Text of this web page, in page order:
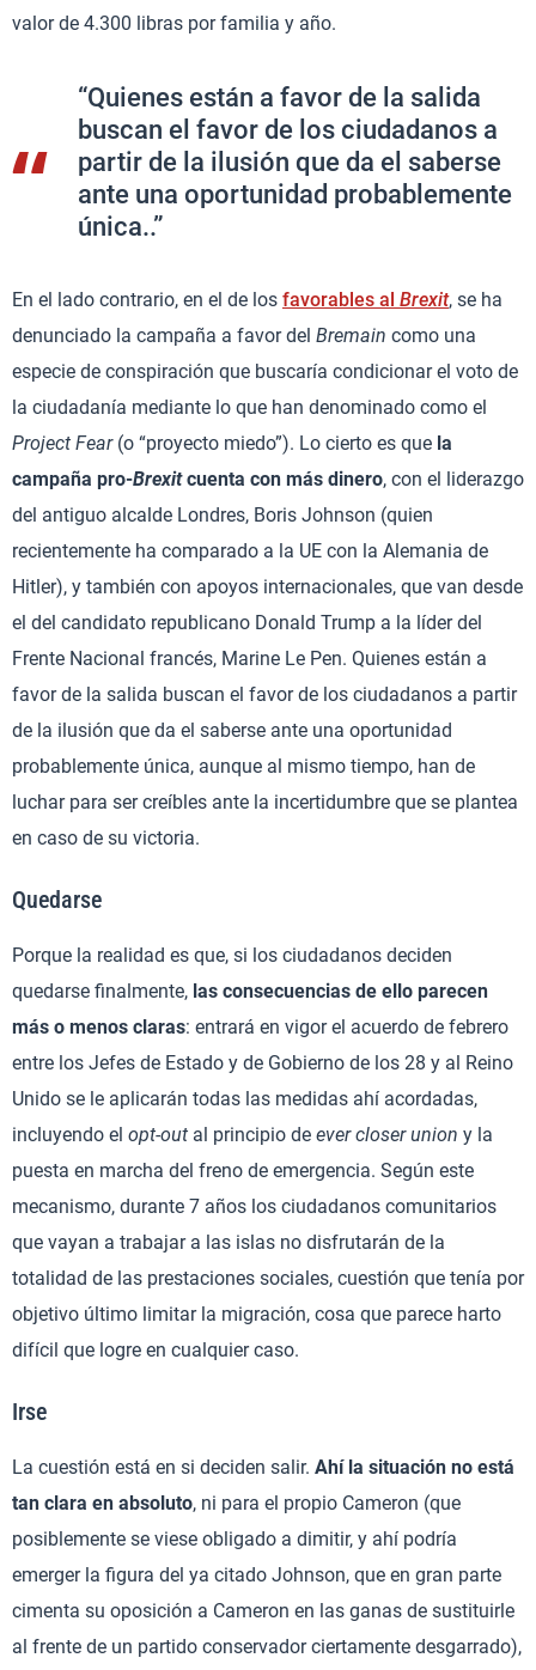
valor de 4.300 libras por familia y año.
“Quienes están a favor de la salida
buscan el favor de los ciudadanos a
partir de la ilusión que da el saberse
ante una oportunidad probablemente
única..”
En el lado contrario, en el de los favorables al Brexit, se ha
denunciado la campaña a favor del Bremain como una
especie de conspiración que buscaría condicionar el voto de
la ciudadanía mediante lo que han denominado como el
Project Fear(o “proyecto miedo”). Lo cierto es que la
campaña pro-Brexitcuenta con más dinero, con el liderazgo
del antiguo alcalde Londres, Boris Johnson (quien
recientemente ha comparado a la UE con la Alemania de
Hitler), y también con apoyos internacionales, que van desde
el del candidato republicano Donald Trump a la líder del
Frente Nacional francés, Marine Le Pen. Quienes están a
favor de la salida buscan el favor de los ciudadanos a partir
de la ilusión que da el saberse ante una oportunidad
probablemente única, aunque al mismo tiempo, han de
luchar para ser creíbles ante la incertidumbre que se plantea
en caso de su victoria.
Quedarse
Porque la realidad es que, si los ciudadanos deciden
quedarse finalmente, las consecuencias de ello parecen
más o menos claras: entrará en vigor el acuerdo de febrero
entre los Jefes de Estado y de Gobierno de los 28 y al Reino
Unido se le aplicarán todas las medidas ahí acordadas,
incluyendo el opt-out al principio de ever closer union y la
puesta en marcha del freno de emergencia. Según este
mecanismo, durante 7 años los ciudadanos comunitarios
que vayan a trabajar a las islas no disfrutarán de la
totalidad de las prestaciones sociales, cuestión que tenía por
objetivo último limitar la migración, cosa que parece harto
difícil que logre en cualquier caso.
Irse
La cuestión está en si deciden salir. Ahí la situación no está
tan clara en absoluto, ni para el propio Cameron (que
posiblemente se viese obligado a dimitir, y ahí podría
emerger la figura del ya citado Johnson, que en gran parte
cimenta su oposición a Cameron en las ganas de sustituirle
al frente de un partido conservador ciertamente desgarrado),